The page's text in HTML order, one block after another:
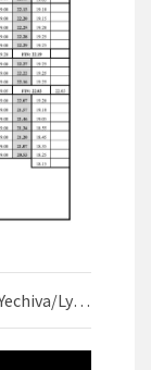
Vidéo de présentation de la Yechiva/Lycée d'Aix-les-Bains